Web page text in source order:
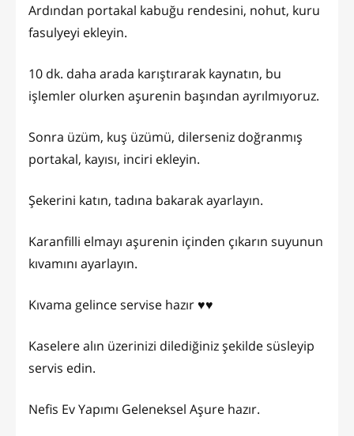
Ardından portakal kabuğu rendesini, nohut, kuru
fasulyeyi ekleyin.
10 dk. daha arada karıştırarak kaynatın, bu
işlemler olurken aşurenin başından ayrılmıyoruz.
Sonra üzüm, kuş üzümü, dilerseniz doğranmış
portakal, kayısı, inciri ekleyin.
Şekerini katın, tadına bakarak ayarlayın.
Karanfilli elmayı aşurenin içinden çıkarın suyunun
kıvamını ayarlayın.
Kıvama gelince servise hazır ♥️♥️
Kaselere alın üzerinizi dilediğiniz şekilde süsleyip
servis edin.
Nefis Ev Yapımı Geleneksel Aşure hazır.